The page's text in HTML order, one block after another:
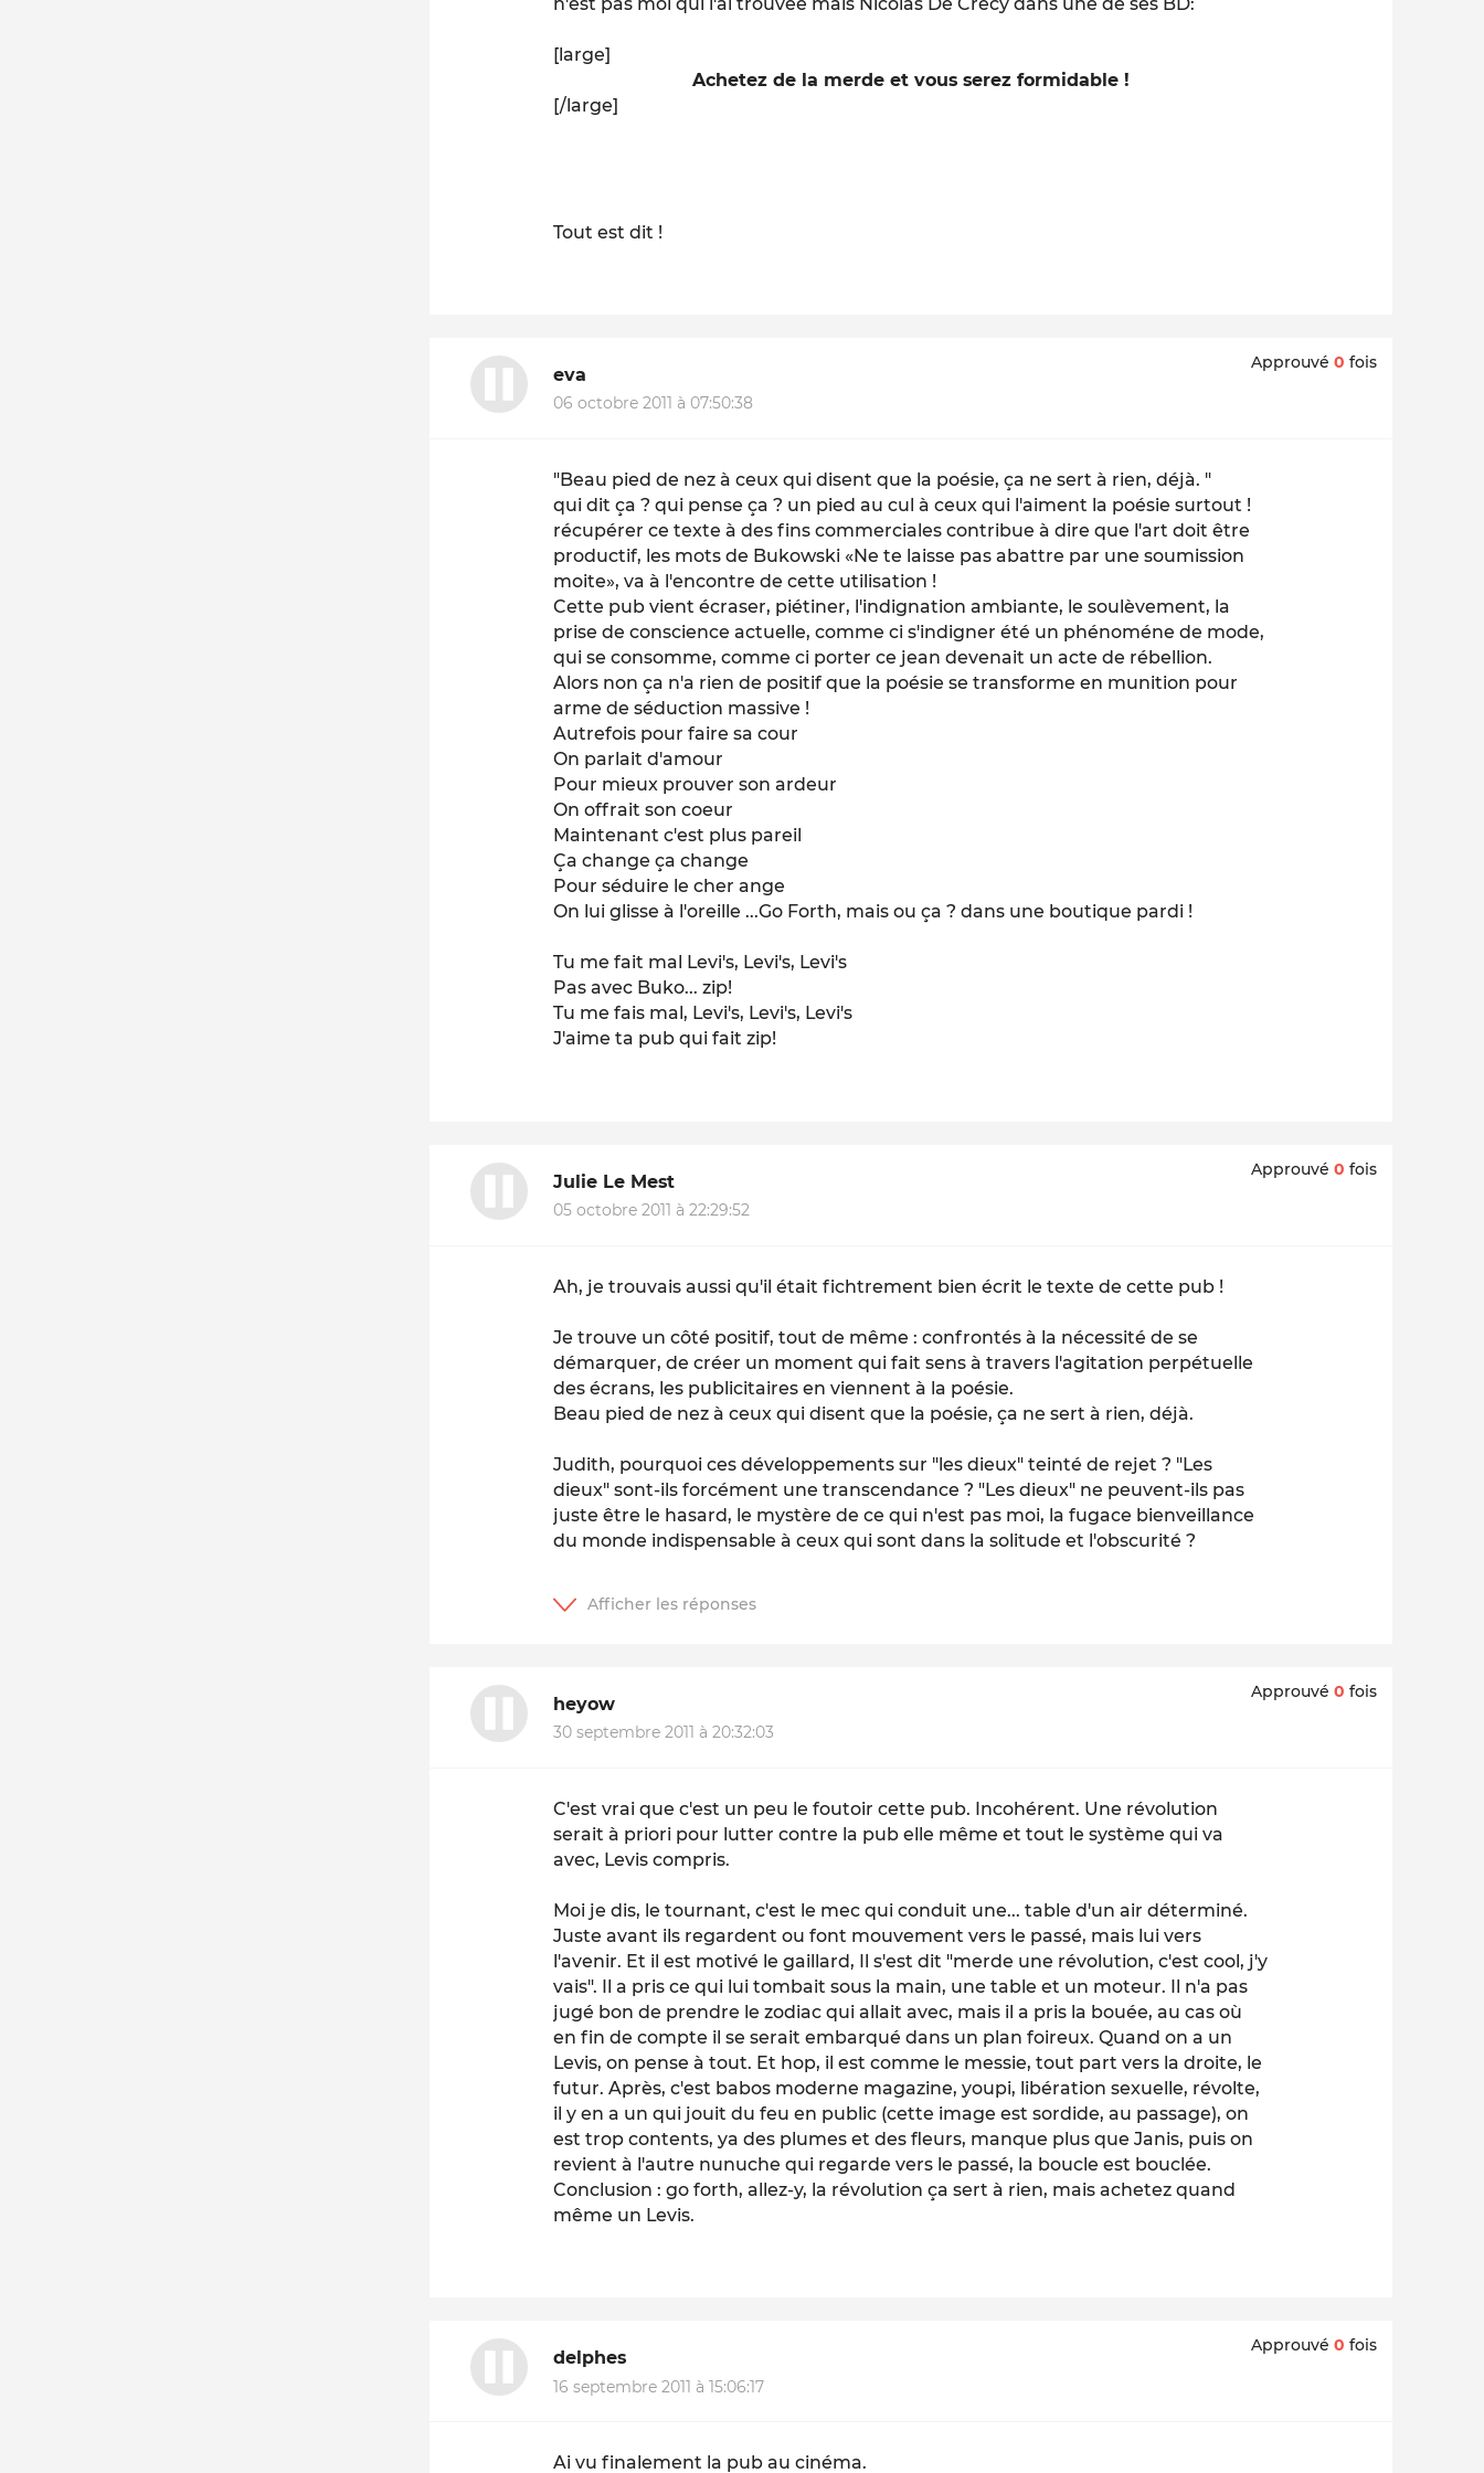
[large]
Achetez de la merde et vous serez formidable !
[/large]
Tout est dit !
eva
06 octobre 2011 à 07:50:38
Approuvé 0 fois
"Beau pied de nez à ceux qui disent que la poésie, ça ne sert à rien, déjà. "
qui dit ça ? qui pense ça ? un pied au cul à ceux qui l'aiment la poésie surtout !
récupérer ce texte à des fins commerciales contribue à dire que l'art doit être
productif, les mots de Bukowski «Ne te laisse pas abattre par une soumission
moite», va à l'encontre de cette utilisation !
Cette pub vient écraser, piétiner, l'indignation ambiante, le soulèvement, la
prise de conscience actuelle, comme ci s'indigner été un phénoméne de mode,
qui se consomme, comme ci porter ce jean devenait un acte de rébellion.
Alors non ça n'a rien de positif que la poésie se transforme en munition pour
arme de séduction massive !
Autrefois pour faire sa cour
On parlait d'amour
Pour mieux prouver son ardeur
On offrait son coeur
Maintenant c'est plus pareil
Ça change ça change
Pour séduire le cher ange
On lui glisse à l'oreille ...Go Forth, mais ou ça ? dans une boutique pardi !
Tu me fait mal Levi's, Levi's, Levi's
Pas avec Buko... zip!
Tu me fais mal, Levi's, Levi's, Levi's
J'aime ta pub qui fait zip!
Julie Le Mest
05 octobre 2011 à 22:29:52
Approuvé 0 fois
Ah, je trouvais aussi qu'il était fichtrement bien écrit le texte de cette pub !
Je trouve un côté positif, tout de même : confrontés à la nécessité de se
démarquer, de créer un moment qui fait sens à travers l'agitation perpétuelle
des écrans, les publicitaires en viennent à la poésie.
Beau pied de nez à ceux qui disent que la poésie, ça ne sert à rien, déjà.
Judith, pourquoi ces développements sur "les dieux" teinté de rejet ? "Les
dieux" sont-ils forcément une transcendance ? "Les dieux" ne peuvent-ils pas
juste être le hasard, le mystère de ce qui n'est pas moi, la fugace bienveillance
du monde indispensable à ceux qui sont dans la solitude et l'obscurité ?
heyow
30 septembre 2011 à 20:32:03
Approuvé 0 fois
C'est vrai que c'est un peu le foutoir cette pub. Incohérent. Une révolution
serait à priori pour lutter contre la pub elle même et tout le système qui va
avec, Levis compris.
Moi je dis, le tournant, c'est le mec qui conduit une... table d'un air déterminé.
Juste avant ils regardent ou font mouvement vers le passé, mais lui vers
l'avenir. Et il est motivé le gaillard, Il s'est dit "merde une révolution, c'est cool, j'y
vais". Il a pris ce qui lui tombait sous la main, une table et un moteur. Il n'a pas
jugé bon de prendre le zodiac qui allait avec, mais il a pris la bouée, au cas où
en fin de compte il se serait embarqué dans un plan foireux. Quand on a un
Levis, on pense à tout. Et hop, il est comme le messie, tout part vers la droite, le
futur. Après, c'est babos moderne magazine, youpi, libération sexuelle, révolte,
il y en a un qui jouit du feu en public (cette image est sordide, au passage), on
est trop contents, ya des plumes et des fleurs, manque plus que Janis, puis on
revient à l'autre nunuche qui regarde vers le passé, la boucle est bouclée.
Conclusion : go forth, allez-y, la révolution ça sert à rien, mais achetez quand
même un Levis.
delphes
16 septembre 2011 à 15:06:17
Approuvé 0 fois
Ai vu finalement la pub au cinéma.